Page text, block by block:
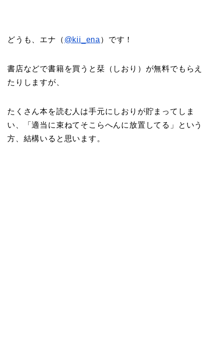
どうも、エナ（ @kii_ena ）です！
書店などで書籍を買うと栞（しおり）が無料でもらえ
たりしますが、
たくさん本を読む人は手元にしおりが貯まってしま
い、「適当に束ねてそこらへんに放置してる」という
方、結構いると思います。